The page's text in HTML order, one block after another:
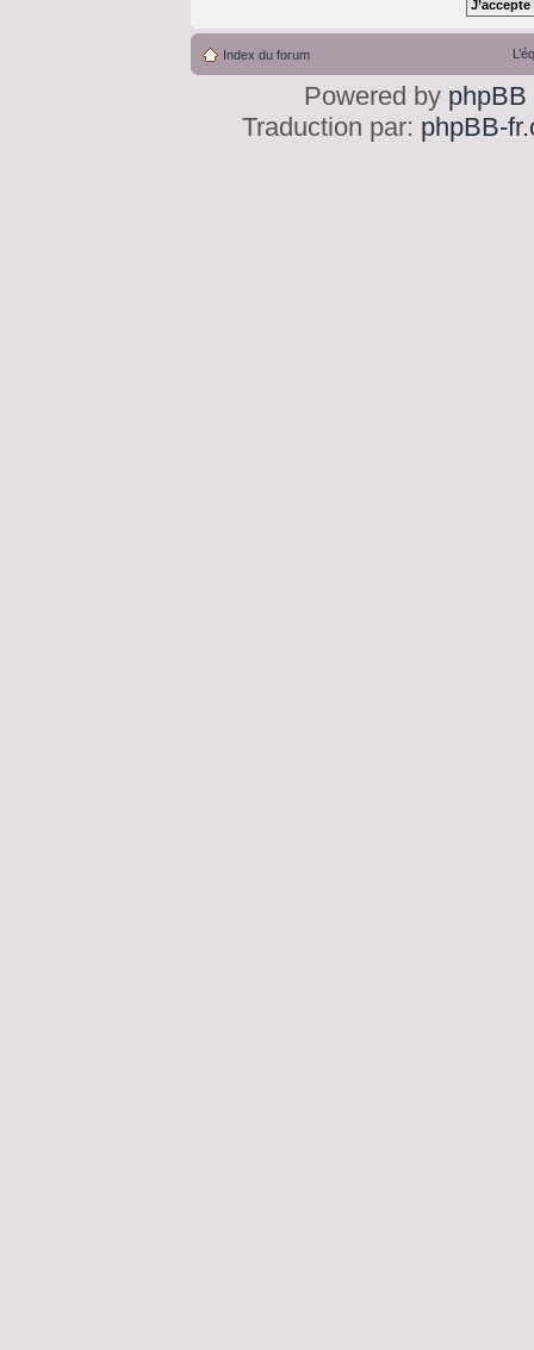
Index du forum
Powered by phpBB
Traduction par: phpBB-